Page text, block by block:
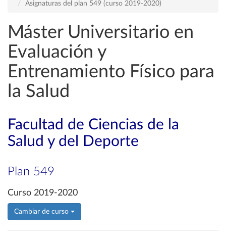
Asignaturas del plan 549 (curso 2019-2020)
Máster Universitario en
Evaluación y
Entrenamiento Físico para
la Salud
Facultad de Ciencias de la
Salud y del Deporte
Plan 549
Curso 2019-2020
Cambiar de curso